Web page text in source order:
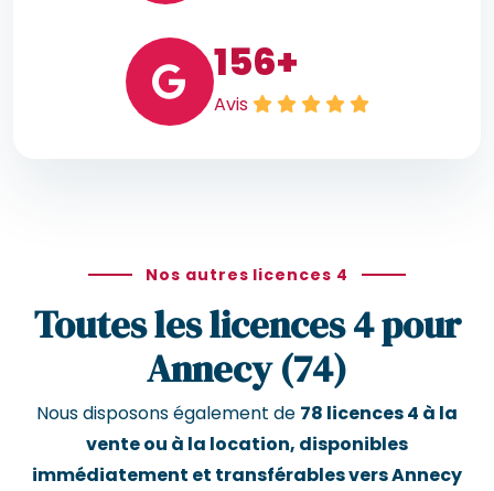
156+
Avis
Nos autres licences 4
Toutes les licences 4 pour
Annecy (74)
Nous disposons également de 78 licences 4 à la
vente ou à la location, disponibles
immédiatement et transférables vers Annecy